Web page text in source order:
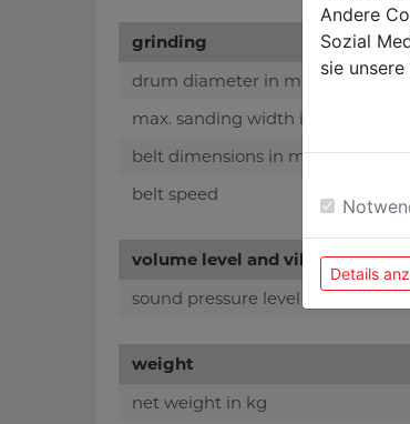
grinding
drum diameter in mm
max. sanding width in mm
belt dimensions in mm
belt speed
volume level and vibration
sound pressure level in dB(A)
weight
net weight in kg
Andere
Sozial
sie
Details